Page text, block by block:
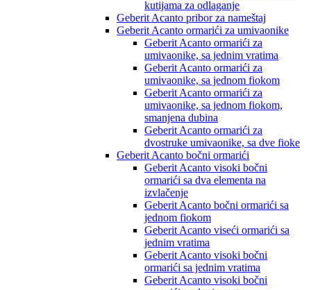
kutijama za odlaganje
Geberit Acanto pribor za nameštaj
Geberit Acanto ormarići za umivaonike
Geberit Acanto ormarići za
umivaonike, sa jednim vratima
Geberit Acanto ormarići za
umivaonike, sa jednom fiokom
Geberit Acanto ormarići za
umivaonike, sa jednom fiokom,
smanjena dubina
Geberit Acanto ormarići za
dvostruke umivaonike, sa dve fioke
Geberit Acanto bočni ormarići
Geberit Acanto visoki bočni
ormarići sa dva elementa na
izvlačenje
Geberit Acanto bočni ormarići sa
jednom fiokom
Geberit Acanto viseći ormarići sa
jednim vratima
Geberit Acanto visoki bočni
ormarići sa jednim vratima
Geberit Acanto visoki bočni